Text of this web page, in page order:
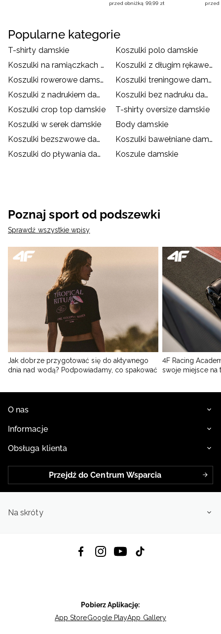
przed obniżką 99,99 zł
przed
Popularne kategorie
T-shirty damskie
Koszulki polo damskie
Koszulki na ramiączkach damskie
Koszulki z długim rękawem damskie
Koszulki rowerowe damskie
Koszulki treningowe damskie
Koszulki z nadrukiem damskie
Koszulki bez nadruku damskie
Koszulki crop top damskie
T-shirty oversize damskie
Koszulki w serek damskie
Body damskie
Koszulki bezszwowe damskie
Koszulki bawełniane damskie
Koszulki do pływania damskie
Koszule damskie
Poznaj sport od podszewki
Sprawdź wszystkie wpisy
Jak dobrze przygotować się do aktywnego
dnia nad wodą? Podpowiadamy, co spakować
4F Racing
swoje miejsce na
O nas
Informacje
Obsługa klienta
Przejdź do Centrum Wsparcia
Na skróty
Pobierz Aplikację:
App StoreGoogle PlayApp Gallery